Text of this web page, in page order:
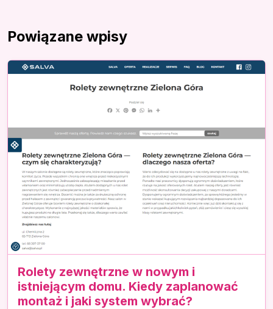
Powiązane wpisy
Rolety zewnętrzne w nowym i
istniejącym domu. Kiedy zaplanować
montaż i jaki system wybrać?